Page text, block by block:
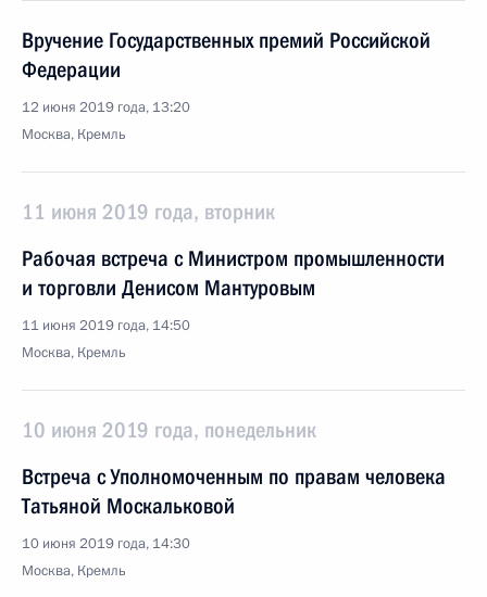
Вручение Государственных премий Российской
Федерации
12 июня 2019 года, 13:20
Москва, Кремль
11 июня 2019 года, вторник
Рабочая встреча с Министром промышленности
и торговли Денисом Мантуровым
11 июня 2019 года, 14:50
Москва, Кремль
10 июня 2019 года, понедельник
Встреча с Уполномоченным по правам человека
Татьяной Москальковой
10 июня 2019 года, 14:30
Москва, Кремль